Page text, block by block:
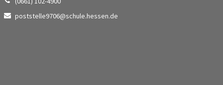
poststelle9706@schule.hessen.de